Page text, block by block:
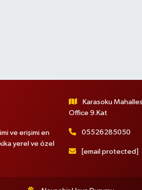
ve erişimi en
yerel ve özel
Karasoku
Office 9.Kat
05526285050
[email protected]